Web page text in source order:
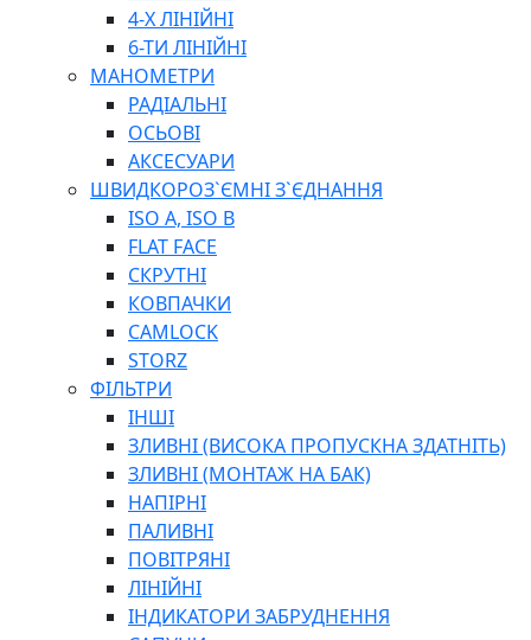
ПЛОСКОГУБЦІ
ВИКРУТКИ
КЛЮЧІ
ГОЛОВКИ, ТРІЩАТКИ, ВОРОТКИ, ПЕРЕХІДНИКИ
ЗУБИЛА, МОЛОТКИ, СОКИРИ, СТАМЕСКИ, ДОЛОТА
СТРУПЦИНИ, ЛЕЩАТА
ВИМІРЮВАЛЬНІ ІНСТРУМЕНТИ
БУДІВЕЛЬНИЙ ІНСТРУМЕНТ
ШЛАНГИ
ГОСПОДАРСЬКІ ТОВАРИ
ПНЕВМАТИЧНІ ІНСТРУМЕНТИ
З'ЄДНУВАЛЬНІ ІНСТРУМЕНТИ ТА МАТЕРІАЛИ
ЯЩИКИ, ШАФИ, ТА СУМКИ ДЛЯ ІНСТРУМЕНТІВ
ЗАСОБИ ЗАХИСТУ
СТЕПЛЕРИ, ЗАКЛЕПОЧНИКИ
ГІДРАВЛІЧНІ ІНСТРУМЕНТИ
ТЕХНІЧНА ХІМІЯ
4-Х ЛІНІЙНІ
6-ТИ ЛІНІЙНІ
МАНОМЕТРИ
РАДІАЛЬНІ
ОСЬОВІ
АКСЕСУАРИ
ШВИДКОРОЗ`ЄМНІ З`ЄДНАННЯ
ISO A, ISO B
FLAT FACE
СКРУТНІ
КОВПАЧКИ
CAMLOCK
STORZ
ФІЛЬТРИ
ІНШІ
ЗЛИВНІ (ВИСОКА ПРОПУСКНА ЗДАТНІТЬ)
ЗЛИВНІ (МОНТАЖ НА БАК)
НАПІРНІ
ПАЛИВНІ
ПОВІТРЯНІ
ЛІНІЙНІ
ІНДИКАТОРИ ЗАБРУДНЕННЯ